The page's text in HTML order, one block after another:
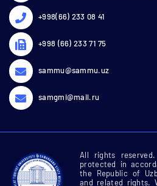
+998(66) 233 08 41
+998 (66) 233 71 75
sammu@sammu.uz
samgmi@mail.ru
All rights
protected in
the Republic of
and related rights.